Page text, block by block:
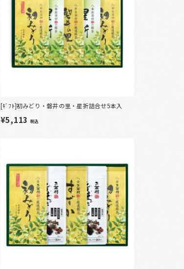
[ｷﾞﾌﾄ]初みどり・磐井の里・星折詰合せ5本入
¥5,113 税込